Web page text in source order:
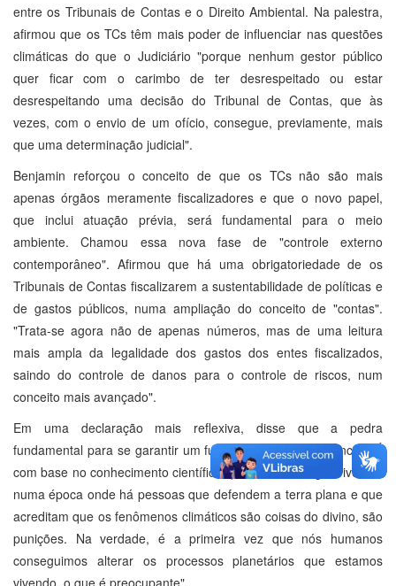
entre os Tribunais de Contas e o Direito Ambiental. Na palestra,
afirmou que os TCs têm mais poder de influenciar nas questões
climáticas do que o Judiciário "porque nenhum gestor público
quer ficar com o carimbo de ter desrespeitado ou estar
desrespeitando uma decisão do Tribunal de Contas, que às
vezes, com o envio de um ofício, consegue, previamente, mais
que uma determinação judicial".
Benjamin reforçou o conceito de que os TCs não são mais
apenas órgãos meramente fiscalizadores e que o novo papel,
que inclui atuação prévia, será fundamental para o meio
ambiente. Chamou essa nova fase de "controle externo
contemporâneo". Afirmou que há uma obrigatoriedade de os
Tribunais de Contas fiscalizarem a sustentabilidade de políticas e
de gastos públicos, numa ampliação do conceito de "contas".
"Trata-se agora não de apenas números, mas de uma leitura
mais ampla da legalidade dos gastos dos entes fiscalizados,
saindo do controle de danos para o controle de riscos, num
conceito mais avançado".
Em uma declaração mais reflexiva, disse que a pedra
fundamental para se garantir um futuro ambiental é a ciência. "É
com base no conhecimento científico que temos de agir. Vivemos
numa época onde há pessoas que defendem a terra plana e que
acreditam que os fenômenos climáticos são coisas do divino, são
punições. Na verdade, é a primeira vez que nós humanos
conseguimos alterar os processos planetários que estamos